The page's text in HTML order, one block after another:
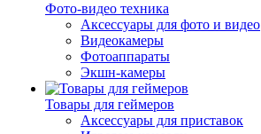
Фото-видео техника
Аксессуары для фото и видео
Видеокамеры
Фотоаппараты
Экшн-камеры
Товары для геймеров
Аксессуары для приставок